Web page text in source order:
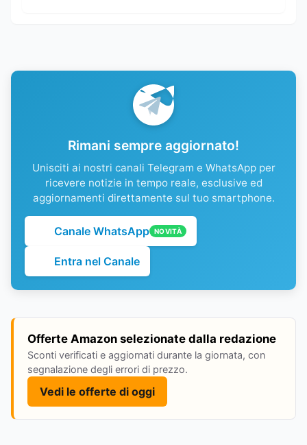
Rimani sempre aggiornato!
Unisciti ai nostri canali Telegram e WhatsApp per
ricevere notizie in tempo reale, esclusive ed
aggiornamenti direttamente sul tuo smartphone.
Canale WhatsApp NOVITÀ
Entra nel Canale
Offerte Amazon selezionate dalla redazione
Sconti verificati e aggiornati durante la giornata, con
segnalazione degli errori di prezzo.
Vedi le offerte di oggi